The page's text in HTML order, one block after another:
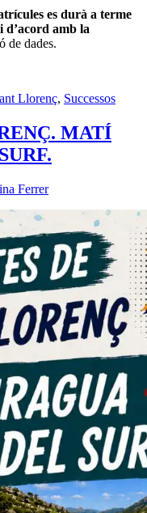
es durà a terme
d’acord amb la
de dades.
Llorenç, Successos
MATÍ
Ferrer